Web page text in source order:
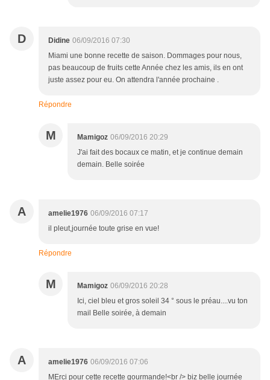
D Didine 06/09/2016 07:30
Miami une bonne recette de saison. Dommages pour nous,
pas beaucoup de fruits cette Année chez les amis, ils en ont
juste assez pour eu. On attendra l'année prochaine .
Répondre
M Mamigoz 06/09/2016 20:29
J'ai fait des bocaux ce matin, et je continue demain
demain. Belle soirée
A amelie1976 06/09/2016 07:17
il pleut,journée toute grise en vue!
Répondre
M Mamigoz 06/09/2016 20:28
Ici, ciel bleu et gros soleil 34 ° sous le préau....vu ton
mail Belle soirée, à demain
A amelie1976 06/09/2016 07:06
MErci pour cette recette gourmande!<br /> biz belle journée